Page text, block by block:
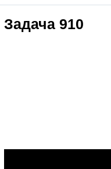
Задача 910